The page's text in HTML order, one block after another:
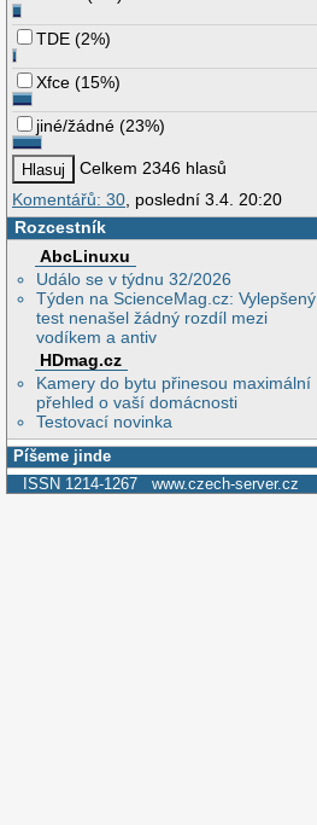
TDE (2%)
Xfce (15%)
jiné/žádné (23%)
Celkem 2346 hlasů
Komentářů: 30 , poslední 3.4. 20:20
Rozcestník
AbcLinuxu
Událo se v týdnu 32/2026
Týden na ScienceMag.cz: Vylepšený
test nenašel žádný rozdíl mezi
vodíkem a antiv
HDmag.cz
Kamery do bytu přinesou maximální
přehled o vaší domácnosti
Testovací novinka
Píšeme jinde
ISSN 1214-1267 www.czech-server.cz